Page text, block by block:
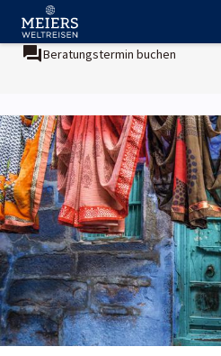
Beratungstermin buchen